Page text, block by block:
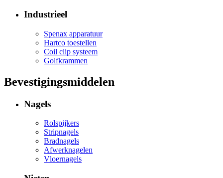
Industrieel
Spenax apparatuur
Hartco toestellen
Coil clip systeem
Golfkrammen
Bevestigingsmiddelen
Nagels
Rolspijkers
Stripnagels
Bradnagels
Afwerknagelen
Vloernagels